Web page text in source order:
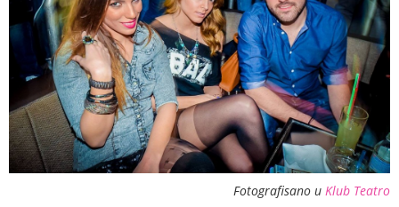
Fotografisano u Klub Teatro